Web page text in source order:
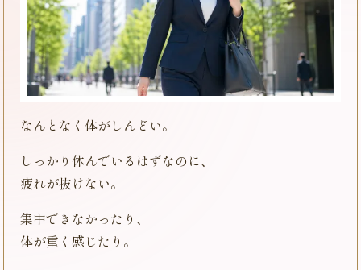
なんとなく体がしんどい。
しっかり休んでいるはずなのに、
疲れが抜けない。
集中できなかったり、
体が重く感じたり。